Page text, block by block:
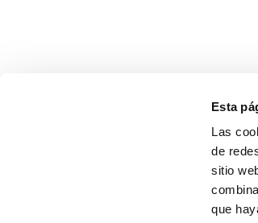
Esta
Las
de
sitio
que